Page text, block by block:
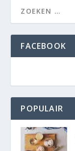
FACEBOOK
POPULAIR